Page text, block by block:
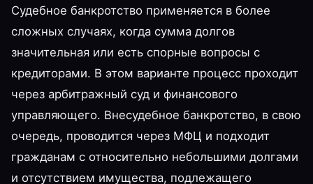
Судебное банкротство применяется в более
сложных случаях, когда сумма долгов
значительная или есть спорные вопросы с
кредиторами. В этом варианте процесс проходит
через арбитражный суд и финансового
управляющего. Внесудебное банкротство, в свою
очередь, проводится через МФЦ и подходит
гражданам с относительно небольшими долгами
и отсутствием имущества, подлежащего